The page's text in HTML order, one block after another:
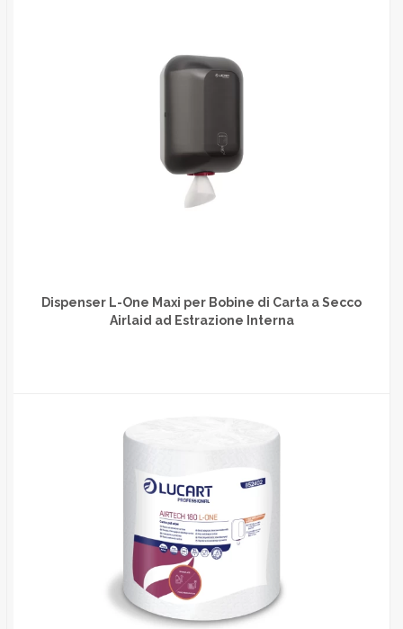
Dispenser L-One Maxi per Bobine di Carta a Secco
Airlaid ad Estrazione Interna